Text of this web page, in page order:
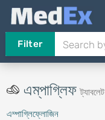
Filter
এম্‌পাগ্লিফট্যাবলেট
এম্পাগ্লিফ্লোজিন